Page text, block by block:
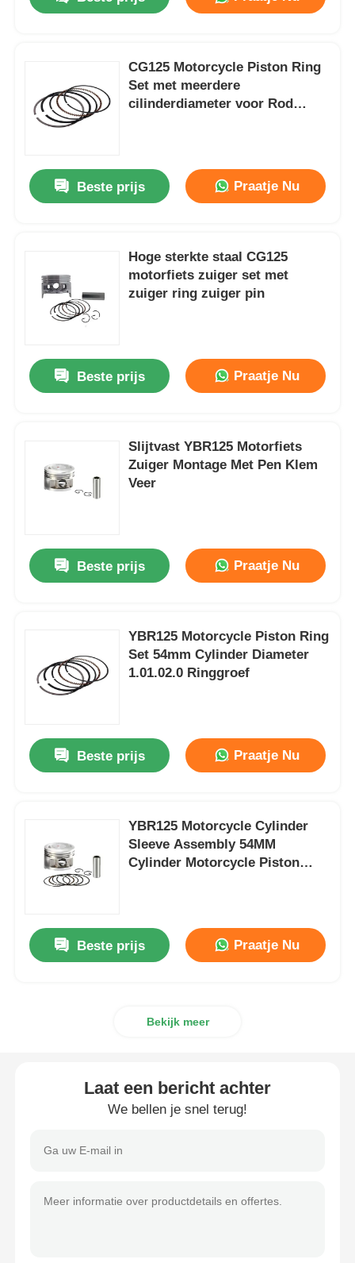
Producten
Fabrieksreis
Vraag een offerte aan
Motoronderdelen voor motorfietsen
elektrische onderdelen voor motorfietsen
CG125 Motorcycle Piston Ring
Set met meerdere
cilinderdiameter voor Rod
Beste prijs Praatje Nu
Hoge sterkte staal CG125
motorfiets zuiger set met
zuiger ring zuiger pin
Beste prijs Praatje Nu
Slijtvast YBR125 Motorfiets
Zuiger Montage Met Pen Klem
Veer
Beste prijs Praatje Nu
YBR125 Motorcycle Piston Ring
Set 54mm Cylinder Diameter
1.01.02.0 Ringgroef
Beste prijs Praatje Nu
YBR125 Motorcycle Cylinder
Sleeve Assembly 54MM
Cylinder Motorcycle Piston
Beste prijs Praatje Nu
Bekijk meer
Laat een bericht achter
We bellen je snel terug!